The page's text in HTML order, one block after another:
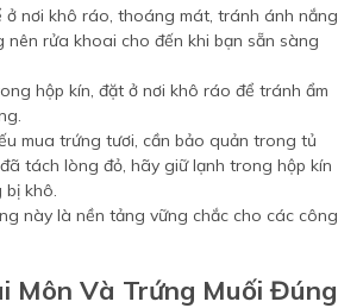
ở nơi khô ráo, thoáng mát, tránh ánh nắng
nên rửa khoai cho đến khi bạn sẵn sàng
hộp kín, đặt ở nơi khô ráo để tránh ẩm
mua trứng tươi, cần bảo quản trong tủ
tách lòng đỏ, hãy giữ lạnh trong hộp kín
bị khô.
này là nền tảng vững chắc cho các công
Môn Và Trứng Muối Đúng